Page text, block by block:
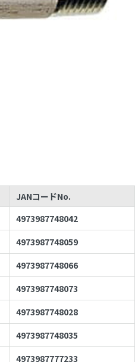
JANコードNo.
4973987748042
4973987748059
4973987748066
4973987748073
4973987748028
4973987748035
4973987777233